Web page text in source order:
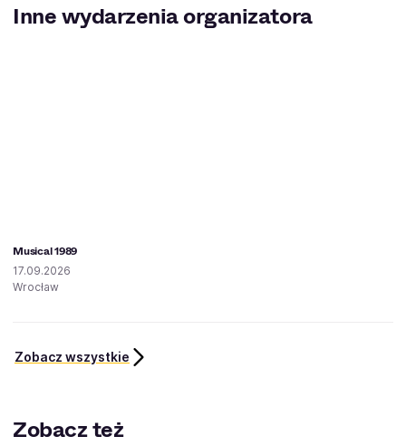
Inne wydarzenia organizatora
Musical 1989
17.09.2026
Wrocław
Zobacz wszystkie
Zobacz też